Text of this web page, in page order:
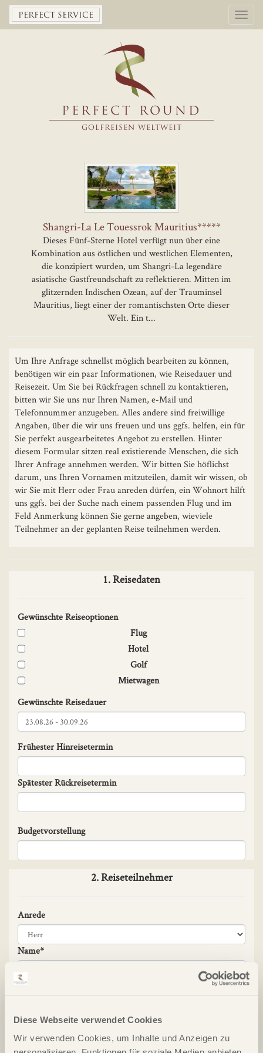
Diese Webseite verwendet Cookies
Wir verwenden Cookies, um Inhalte und Anzeigen zu
PERFECT SERVICE
PERFECT ROUND
GOLFREISEN WELTWEIT
Shangri-La Le Touessrok Mauritius*****
Dieses Fünf-Sterne Hotel verfügt nun über eine
Kombination aus östlichen und westlichen Elementen,
die konzipiert wurden, um Shangri-La legendäre
asiatische Gastfreundschaft zu reflektieren. Mitten im
glitzernden Indischen Ozean, auf der Trauminsel
Mauritius, liegt einer der romantischsten Orte dieser
Welt. Ein t...
Um Ihre Anfrage schnellst möglich bearbeiten zu können,
benötigen wir ein paar Informationen, wie Reisedauer und
Reisezeit. Um Sie bei Rückfragen schnell zu kontaktieren,
bitten wir Sie uns nur Ihren Namen, e-Mail und
Telefonnummer anzugeben. Alles andere sind freiwillige
Angaben, über die wir uns freuen und uns ggfs. helfen, ein für
Sie perfekt ausgearbeitetes Angebot zu erstellen. Hinter
diesem Formular sitzen real existierende Menschen, die sich
Ihrer Anfrage annehmen werden. Wir bitten Sie höflichst
darum, uns Ihren Vornamen mitzuteilen, damit wir wissen, ob
wir Sie mit Herr oder Frau anreden dürfen, ein Wohnort hilft
uns ggfs. bei der Suche nach einem passenden Flug und im
Feld Anmerkung können Sie gerne angeben, wieviele
Teilnehmer an der geplanten Reise teilnehmen werden.
1. Reisedaten
Gewünschte Reiseoptionen
Flug
Hotel
Golf
Mietwagen
Gewünschte Reisedauer
Frühester Hinreisetermin
Spätester Rückreisetermin
Budgetvorstellung
2. Reiseteilnehmer
Anrede
Name*
Vorname*